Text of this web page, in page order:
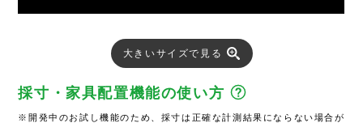
大きいサイズで見る
採寸・家具配置機能の使い方
※開発中のお試し機能のため、採寸は正確な計測結果にならない場合が